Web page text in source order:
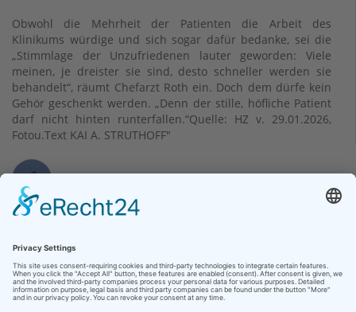
Obwohl die Mehrheit der Patienten die Arbeit des
Klinikums würdige und sich sogar dafür bedanke, sei die
„Stimmlage der Unzufriedenen lauter geworden: Viele
meinen, je dreister sie sind, desto schneller werden sie
behandelt“, räumt Chefarzt Roth ein. Doch dem dürfe kein
Gehör geschenkt werden. „Denn der stille, höfliche Patient
darf nicht hinten runterfallen.“Quelle: HZ v. 29.01.2026,
Fotou.Text KAI A. STRUTHOFF"
Kontakt
Klinikum Bad Hersfeld GmbH
Seilerweg 29
36251 Bad Hersfeld